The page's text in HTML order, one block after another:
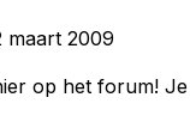
maart 2009
op het forum!